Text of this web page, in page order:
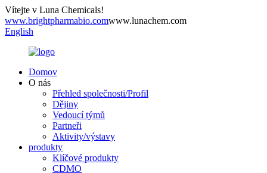
Vítejte v Luna Chemicals!
www.brightpharmabio.comwww.lunachem.com
English
Domov
O nás
Přehled společnosti/Profil
Dějiny
Vedoucí týmů
Partneři
Aktivity/výstavy
produkty
Klíčové produkty
CDMO